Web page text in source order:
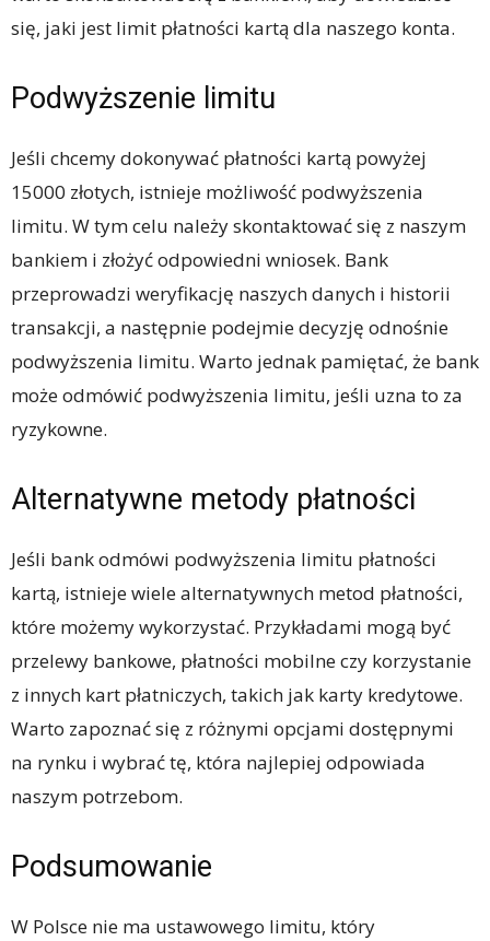
się, jaki jest limit płatności kartą dla naszego konta.
Podwyższenie limitu
Jeśli chcemy dokonywać płatności kartą powyżej
15000 złotych, istnieje możliwość podwyższenia
limitu. W tym celu należy skontaktować się z naszym
bankiem i złożyć odpowiedni wniosek. Bank
przeprowadzi weryfikację naszych danych i historii
transakcji, a następnie podejmie decyzję odnośnie
podwyższenia limitu. Warto jednak pamiętać, że bank
może odmówić podwyższenia limitu, jeśli uzna to za
ryzykowne.
Alternatywne metody płatności
Jeśli bank odmówi podwyższenia limitu płatności
kartą, istnieje wiele alternatywnych metod płatności,
które możemy wykorzystać. Przykładami mogą być
przelewy bankowe, płatności mobilne czy korzystanie
z innych kart płatniczych, takich jak karty kredytowe.
Warto zapoznać się z różnymi opcjami dostępnymi
na rynku i wybrać tę, która najlepiej odpowiada
naszym potrzebom.
Podsumowanie
W Polsce nie ma ustawowego limitu, który